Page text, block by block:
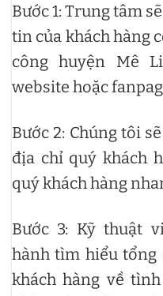
Bước 1: Trung tâm
tin của khách hàng
công huyện Mê
website hoặc
Bước 2: Chúng tôi
địa chỉ quý khách
quý khách hàng
Bước 3: Kỹ thuật
hành tìm hiểu tổng
khách hàng về